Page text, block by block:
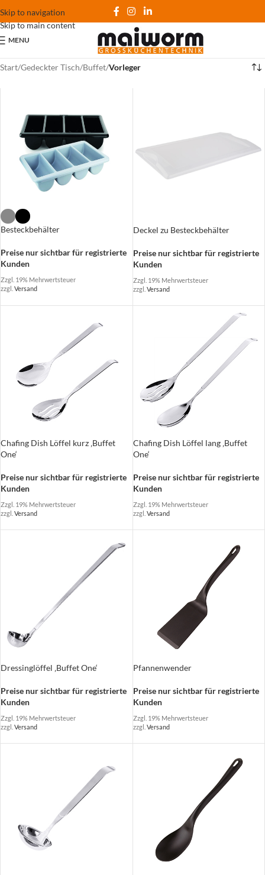
Skip to navigation
Skip to main content
MENU
Start/Gedeckter Tisch/Buffet/Vorleger
Besteckbehälter
Preise nur sichtbar für registrierte
Kunden
Zzgl. 19% Mehrwertsteuer
zzgl. Versand
Deckel zu Besteckbehälter
Preise nur sichtbar für registrierte
Kunden
Zzgl. 19% Mehrwertsteuer
zzgl. Versand
Chafing Dish Löffel kurz ‚Buffet
One‘
Preise nur sichtbar für registrierte
Kunden
Zzgl. 19% Mehrwertsteuer
zzgl. Versand
Chafing Dish Löffel lang ‚Buffet
One‘
Preise nur sichtbar für registrierte
Kunden
Zzgl. 19% Mehrwertsteuer
zzgl. Versand
Dressinglöffel ‚Buffet One‘
Preise nur sichtbar für registrierte
Kunden
Zzgl. 19% Mehrwertsteuer
zzgl. Versand
Pfannenwender
Preise nur sichtbar für registrierte
Kunden
Zzgl. 19% Mehrwertsteuer
zzgl. Versand